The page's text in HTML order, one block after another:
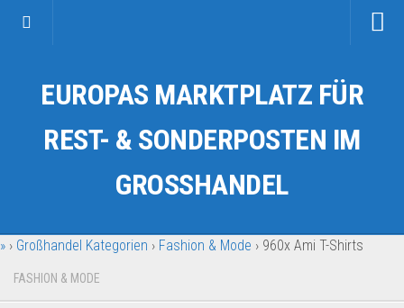
Kategorien
Auto & Motorrad
Fahrzeuge & Transport
Garten & Werkzeug
Geschäft, Büro & Schreibwaren
EUROPAS MARKTPLATZ FÜR
REST- & SONDERPOSTEN IM
GROSSHANDEL
» › Großhandel Kategorien › Fashion & Mode › 960x Ami T-Shirts
FASHION & MODE